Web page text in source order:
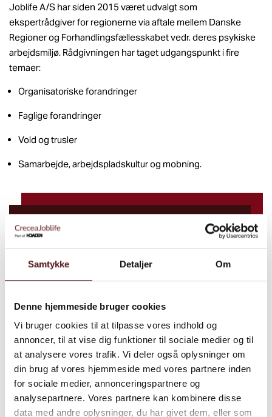
Samtykke Detaljer Om
Denne hjemmeside bruger cookies
Vi bruger cookies til at tilpasse vores indhold og
annoncer, til at vise dig funktioner til sociale medier og til
at analysere vores trafik. Vi deler også oplysninger om
din brug af vores hjemmeside med vores partnere inden
for sociale medier, annonceringspartnere og
analysepartnere. Vores partnere kan kombinere disse
data med andre oplysninger, du har givet dem, eller som
Joblife A/S har siden 2015 været udvalgt som
ekspertrådgiver for regionerne via aftale mellem Danske
Regioner og Forhandlingsfællesskabet vedr. deres psykiske
arbejdsmiljø. Rådgivningen har taget udgangspunkt i fire
temaer:
Organisatoriske forandringer
Faglige forandringer
Vold og trusler
Samarbejde, arbejdspladskultur og mobning.
Vil du vide mere?
Bliv opdateret med nyheder
Tilmeld dig